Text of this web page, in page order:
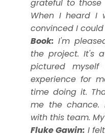
grateful to
When I heard I
convinced I could
Book: I'm
the project. It's
pictured
experience for
time doing it.
me the
with this team.
Fluke Gawin: I